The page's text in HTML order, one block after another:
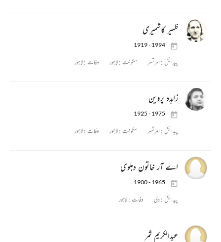
ظہیر کاشمیری
1919 - 1994
پیدائش : امرتسر سکونت :لاہور وفات :لاہور
زاہدہ پروین
1925 - 1975
پیدائش : امرتسر سکونت :لاہور وفات :لاہور
اے آر خاتون دہلوی
1900 - 1965
پیدائش :دلی وفات :لاہور
عبدالکریم ثمر